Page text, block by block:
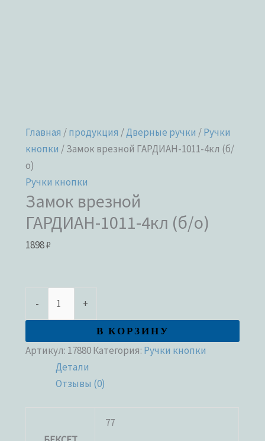
Главная /продукция /Дверные ручки /Ручки
кнопки / Замок врезной ГАРДИАН-1011-4кл (б/
о)
Ручки кнопки
Замок врезной
ГАРДИАН-1011-4кл (б/о)
1898₽
- +
В КОРЗИНУ
Артикул: 17880Категория: Ручки кнопки
Детали
Отзывы (0)
77